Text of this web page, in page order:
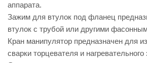
аппарата.
Зажим для втулок под фланец
втулок с трубой или другими
Кран манипулятор предназначен для
сварки торцевателя и